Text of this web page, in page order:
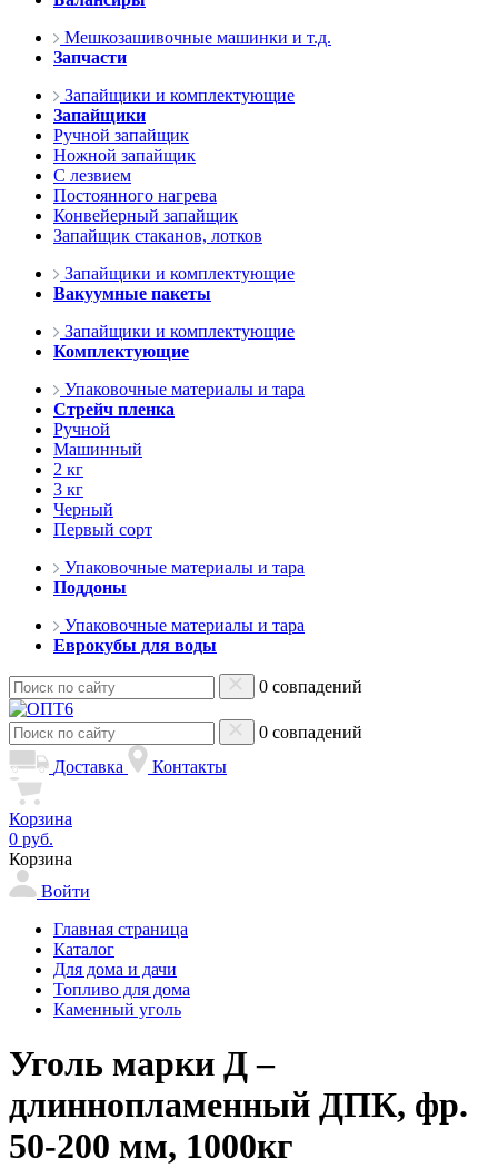
Мешкозашивочные машинки и т.д.
Запчасти
Запайщики и комплектующие
Запайщики
Ручной запайщик
Ножной запайщик
С лезвием
Постоянного нагрева
Конвейерный запайщик
Запайщик стаканов, лотков
Запайщики и комплектующие
Вакуумные пакеты
Запайщики и комплектующие
Комплектующие
Упаковочные материалы и тара
Стрейч пленка
Ручной
Машинный
2 кг
3 кг
Черный
Первый сорт
Упаковочные материалы и тара
Поддоны
Упаковочные материалы и тара
Еврокубы для воды
0 совпадений
0 совпадений
Доставка
Контакты
Корзина
0 руб.
Корзина
Войти
Главная страница
Каталог
Для дома и дачи
Топливо для дома
Каменный уголь
Уголь марки Д –
длиннопламенный ДПК, фр.
50-200 мм, 1000кг